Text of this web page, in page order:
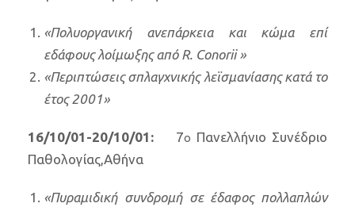
«Πολυοργανική ανεπάρκεια και κώμα επί
εδάφους λοίμωξης από R. Conorii »
«Περιπτώσεις σπλαγχνικής λεϊσμανίασης κατά το
έτος 2001»
16/10/01-20/10/01: 7ο Πανελλήνιο Συνέδριο
Παθολογίας,Αθήνα
«Πυραμιδική συνδρομή σε έδαφος πολλαπλών